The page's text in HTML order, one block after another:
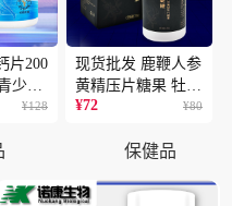
片200
少年
健康
¥128
现货批发 鹿鞭人参
黄精压片糖果 牡蛎
片 男性片剂人参黄
¥72 ¥80
保健品